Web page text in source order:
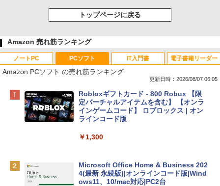
トップページに戻る
Amazon 売れ筋ランキング
ノートPC
Apple 2026 MacBook Neo A18 Proチッ
プ搭載13インチノートブック：AIとAppl
e Intelligence、Liquid Retinaディスプ
レイ、8GBメモリ、512GB SSD、1080p
ィゴ + 3年延長 AppleCare+ for 13インチ
￥162,598
PCソフト
Amazon PCソフト の売れ筋ランキング
更新日時：2026/08/07 06:05
Robloxギフトカード - 800 Robux 【限
定バーチャルアイテムを含む】 【オンラ
インゲームコード】 ロブロックス | オン
ラインコード版
￥1,300
Microsoft Office Home & Business 202
4(最新 永続版)|オンラインコード版|Wind
ows11、10/mac対応|PC2台
IT入門書 電子書籍リーダー